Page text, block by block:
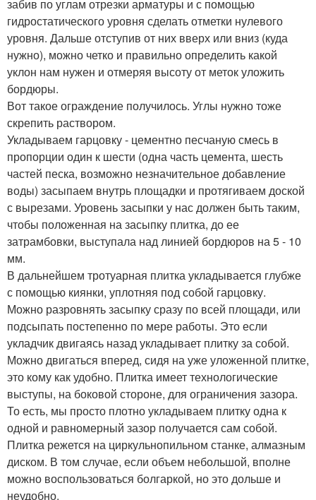
забив по углам отрезки арматуры и с помощью
гидростатического уровня сделать отметки нулевого
уровня. Дальше отступив от них вверх или вниз (куда
нужно), можно четко и правильно определить какой
уклон нам нужен и отмеряя высоту от меток уложить
бордюры.
Вот такое ограждение получилось. Углы нужно тоже
скрепить раствором.
Укладываем гарцовку - цементно песчаную смесь в
пропорции один к шести (одна часть цемента, шесть
частей песка, возможно незначительное добавление
воды) засыпаем внутрь площадки и протягиваем доской
с вырезами. Уровень засыпки у нас должен быть таким,
чтобы положенная на засыпку плитка, до ее
затрамбовки, выступала над линией бордюров на 5 - 10
мм.
В дальнейшем тротуарная плитка укладывается глубже
с помощью киянки, уплотняя под собой гарцовку.
Можно разровнять засыпку сразу по всей площади, или
подсыпать постепенно по мере работы. Это если
укладчик двигаясь назад укладывает плитку за собой.
Можно двигаться вперед, сидя на уже уложенной плитке,
это кому как удобно. Плитка имеет технологические
выступы, на боковой стороне, для ограничения зазора.
То есть, мы просто плотно укладываем плитку одна к
одной и равномерный зазор получается сам собой.
Плитка режется на циркульнопильном станке, алмазным
диском. В том случае, если объем небольшой, вполне
можно воспользоваться болгаркой, но это дольше и
неудобно.